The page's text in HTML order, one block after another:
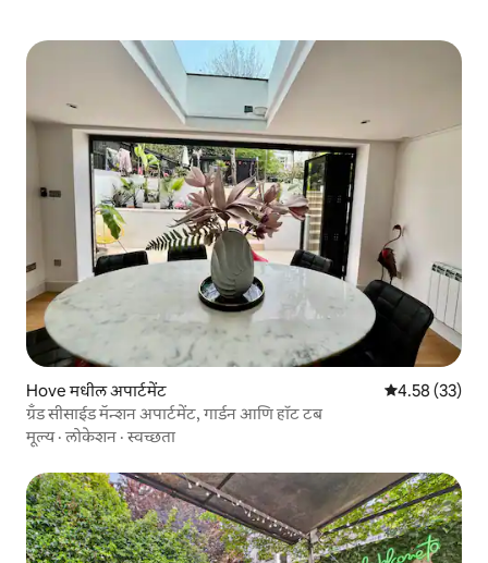
Hove मधील अपार्टमेंट 5 पैकी 4.58
4.58 (33)
ग्रँड सीसाईड मॅन्शन अपार्टमेंट, गार्डन आणि हॉट टब
मूल्य·लोकेशन ·स्वच्छता